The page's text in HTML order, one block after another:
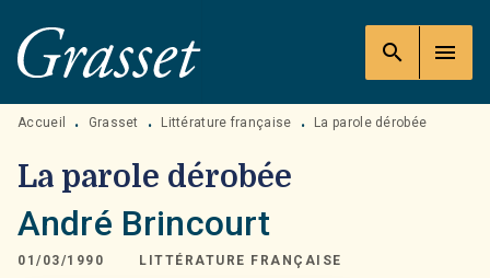
MENU RECHERCHE
PIED DE PAGE
search menu
Accueil • Grasset • Littérature française • La parole dérobée
La parole dérobée
André Brincourt
01/03/1990 LITTÉRATURE FRANÇAISE